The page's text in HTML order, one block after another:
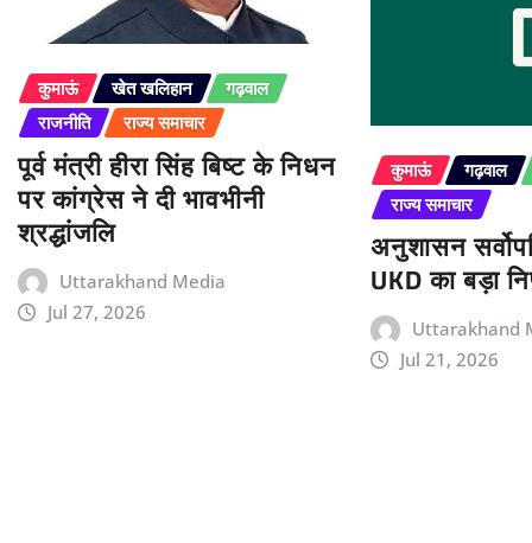
कुमाऊं खेत खलिहान
गढ़वाल
राजनीति
राज्य समाचार
पूर्व मंत्री हीरा सिंह बिष्ट के निधन
पर कांग्रेस ने दी भावभीनी
श्रद्धांजलि
Uttarakhand Media
Jul 27, 2026
कुमाऊं गढ़वाल
राज्य समाचार
अनुशासन
UKD का बड़ा
Uttarakhand
Jul 21, 2026